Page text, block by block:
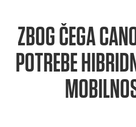
ZBOG ČEGA
POTREBE